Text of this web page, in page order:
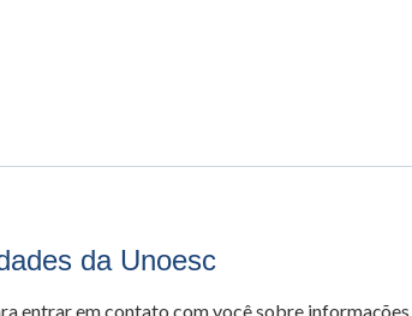
da Unoesc
entrar em contato com você sobre informações